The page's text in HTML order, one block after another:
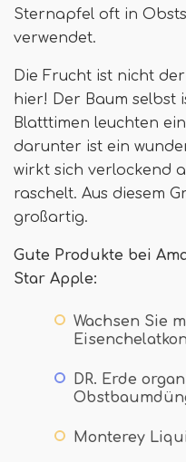
Sternapfel oft in
verwendet.
Die Frucht ist nicht
hier! Der Baum selbst
Blatttimen leuchten
darunter ist ein
wirkt sich verlockend
raschelt. Aus diesem
großartig.
Gute Produkte bei
Star Apple:
Wachsen Sie
DR. Erde
Monterey